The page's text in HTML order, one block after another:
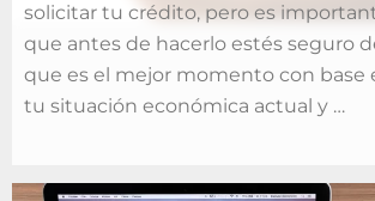
solicitar tu crédito, pero es
que antes de hacerlo estés seguro
que es el mejor momento con base
tu situación económica actual y …